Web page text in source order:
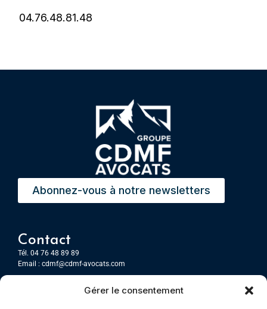
Gérer le consentement
04.76.48.81.48
Abonnez-vous à notre newsletters
Contact
Tél. 04 76 48 89 89
Email : cdmf@cdmf-avocats.com